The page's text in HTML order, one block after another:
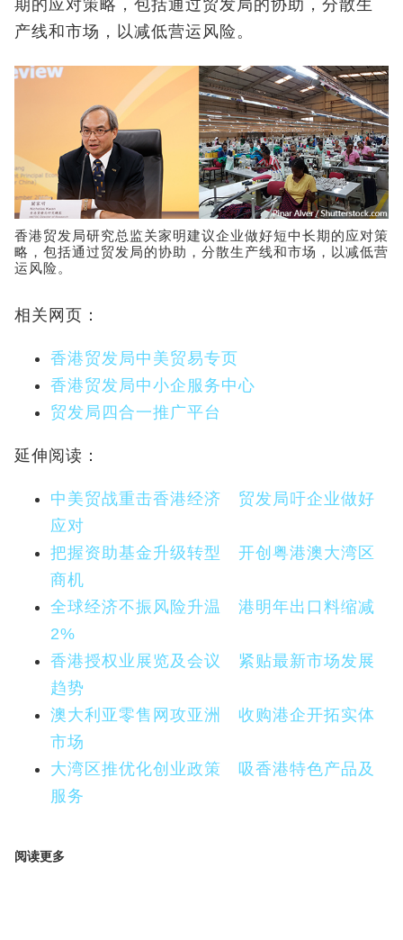
期的应对策略，包括通过贸发局的协助，分散生
产线和市场，以减低营运风险。
香港贸发局研究总监关家明建议企业做好短中长期的应对策
略，包括通过贸发局的协助，分散生产线和市场，以减低营
运风险。
相关网页：
香港贸发局中美贸易专页
香港贸发局中小企服务中心
贸发局四合一推广平台
延伸阅读：
中美贸战重击香港经济 贸发局吁企业做好
应对
把握资助基金升级转型 开创粤港澳大湾区
商机
全球经济不振风险升温 港明年出口料缩减
2%
香港授权业展览及会议 紧贴最新市场发展
趋势
澳大利亚零售网攻亚洲 收购港企开拓实体
市场
大湾区推优化创业政策 吸香港特色产品及
服务
阅读更多